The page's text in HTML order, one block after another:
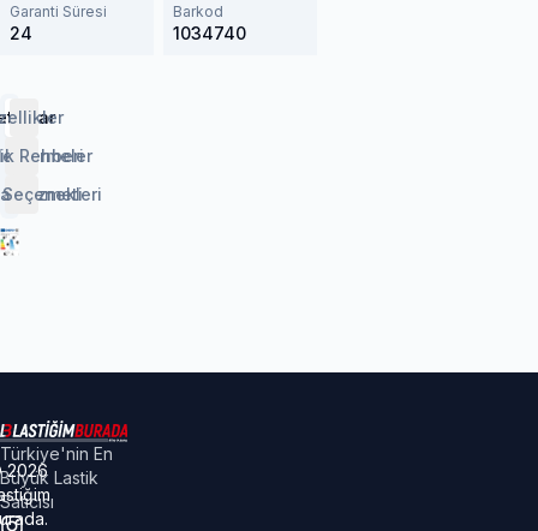
Garanti Süresi
24
Barkod
1034740
Rehberi
Hizmeti
Türkiye'nin En
Büyük Lastik
Satıcısı
2026